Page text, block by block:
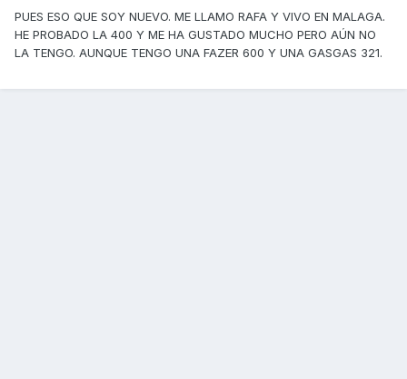
PUES ESO QUE SOY NUEVO. ME LLAMO RAFA Y VIVO EN MALAGA.
HE PROBADO LA 400 Y ME HA GUSTADO MUCHO PERO AÚN NO
LA TENGO. AUNQUE TENGO UNA FAZER 600 Y UNA GASGAS 321.